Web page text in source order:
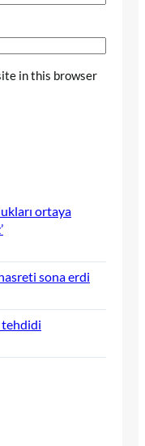
in this browser
ortaya
sona erdi
tehdidi